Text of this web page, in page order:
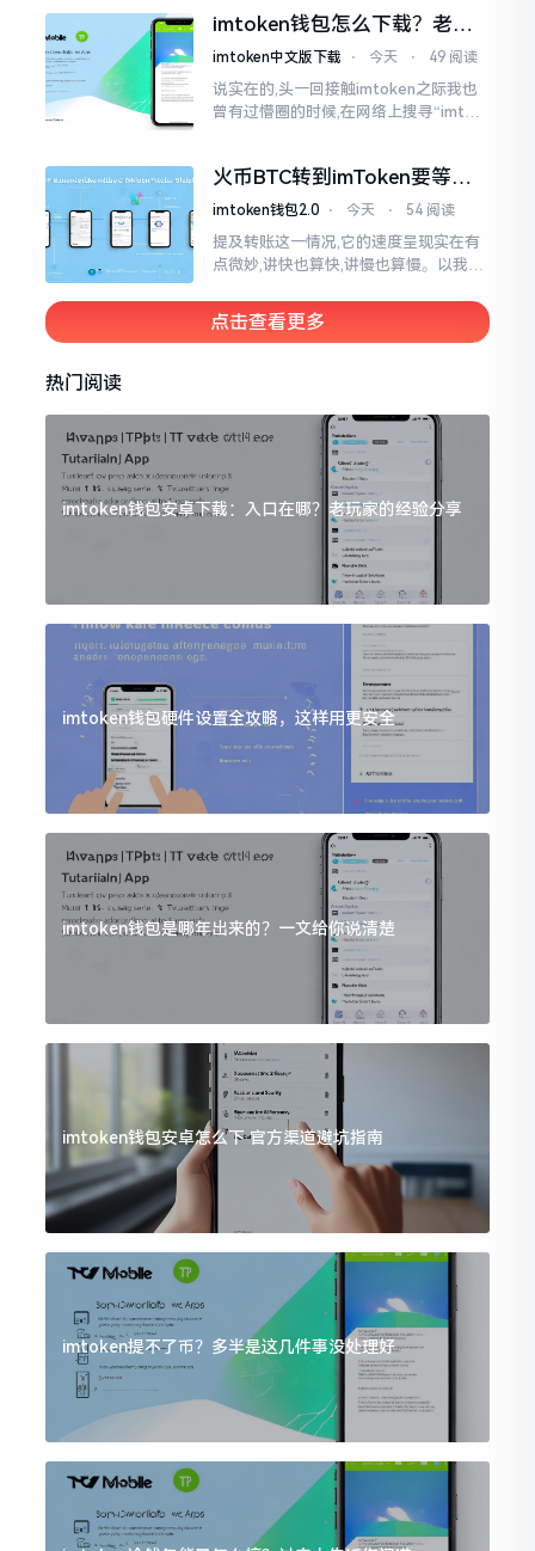
多快要十年的时间了。
imtoken钱包怎么下载？老用
户告诉你靠谱渠道
imtoken中文版下载 ⋅ 今天 ⋅ 49 阅读
说实在的,头一回接触imtoken之际我也
曾有过懵圈的时候,在网络上搜寻“imtok
火币BTC转到imToken要等多
久？过来人说说真实情况
imtoken钱包2.0 ⋅ 今天 ⋅ 54 阅读
提及转账这一情况,它的速度呈现实在有
点微妙,讲快也算快,讲慢也算慢。以我从
正常状况下30分钟到2小时就能达成到
账。可是
点击查看更多
热门阅读
imtoken钱包安卓下载：入口在哪？老玩家的经验分享
imtoken钱包硬件设置全攻略，这样用更安全
imtoken钱包是哪年出来的？一文给你说清楚
imtoken钱包安卓怎么下 官方渠道避坑指南
imtoken提不了币？多半是这几件事没处理好